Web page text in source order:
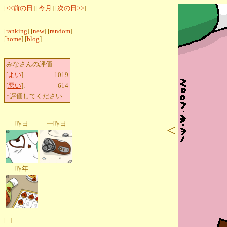
[<<前の日 ] [今月 ] [次の日>>]
[ranking] [new] [random]
[home] [blog]
みなさんの評価
[よい]:
1019
[悪い]:
614
↑評価してください
昨日 一昨日
昨年
[+]
<